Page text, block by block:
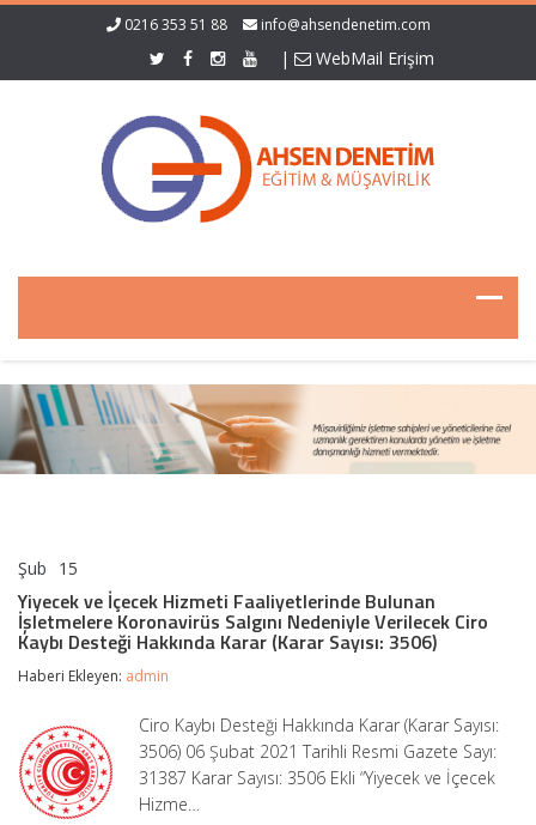
0216 353 51 88 info@ahsendenetim.com
| WebMail Erişim
Şub 15
ve
İçecek
Hizmeti
Faaliyetlerinde
Bulunan
Salgını
Nedeniyle
Verilecek
Ciro
Kaybı
Yiyecek ve İçecek Hizmeti Faaliyetlerinde Bulunan
İşletmelere Koronavirüs Salgını Nedeniyle Verilecek Ciro
Kaybı Desteği Hakkında Karar (Karar Sayısı: 3506)
Haberi Ekleyen: admin
Ciro Kaybı Desteği Hakkında Karar (Karar Sayısı:
3506) 06 Şubat 2021 Tarihli Resmi Gazete Sayı:
31387 Karar Sayısı: 3506 Ekli “Yiyecek ve İçecek
Hizme…